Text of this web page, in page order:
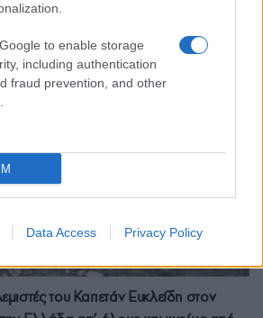
to enable storage
including authentication
fraud prevention, and other
Data Access Privacy Policy
του Καπετάν Ευκλείδη στον